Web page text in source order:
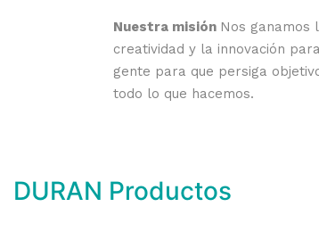
Nuestra misión Nos ganamos
creatividad y la innovación
gente para que persiga
todo lo que hacemos.
DURAN Productos